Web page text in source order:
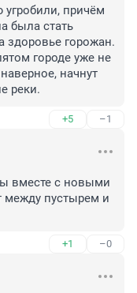
причём
была стать
горожан.
городе уже не
начнут
реки.
+5 –1
вместе с новыми
между пустырем и
+1 –0